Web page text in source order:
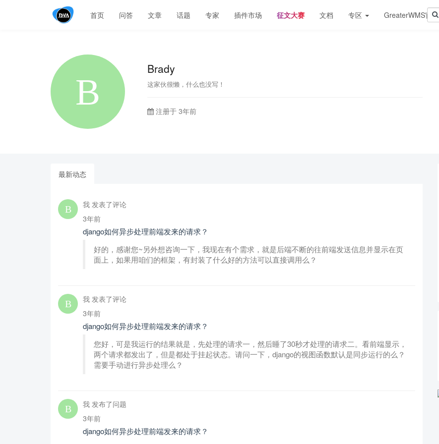
首页 问答 文章 话题 专家 插件市场 征文大赛 文档 专区 GreaterWMS官网
Brady
这家伙很懒，什么也没写！
注册于 3年前
最新动态
我 发表了评论
3年前
django如何异步处理前端发来的请求？
好的，感谢您~另外想咨询一下，我现在有个需求，就是后端不断的往前端发送信息并显示在页
面上，如果用咱们的框架，有封装了什么好的方法可以直接调用么？
我 发表了评论
3年前
django如何异步处理前端发来的请求？
您好，可是我运行的结果就是，先处理的请求一，然后睡了30秒才处理的请求二。看前端显示，
两个请求都发出了，但是都处于挂起状态。请问一下，django的视图函数默认是同步运行的么？
需要手动进行异步处理么？
我 发布了问题
3年前
django如何异步处理前端发来的请求？